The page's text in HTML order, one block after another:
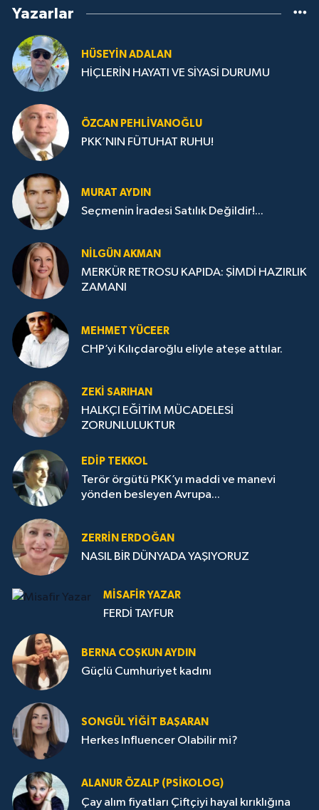
Yazarlar
HÜSEYIN ADALAN
HİÇLERİN HAYATI VE SİYASİ DURUMU
ÖZCAN PEHLIVANOĞLU
PKK’NIN FÜTUHAT RUHU!
MURAT AYDIN
Seçmenin İradesi Satılık Değildir!...
NILGÜN AKMAN
MERKÜR RETROSU KAPIDA: ŞİMDİ HAZIRLIK
ZAMANI
MEHMET YÜCEER
CHP’yi Kılıçdaroğlu eliyle ateşe attılar.
ZEKI SARIHAN
HALKÇI EĞİTİM MÜCADELESİ
ZORUNLULUKTUR
EDIP TEKKOL
Terör örgütü PKK’yı maddi ve manevi
yönden besleyen Avrupa...
ZERRIN ERDOĞAN
NASIL BİR DÜNYADA YAŞIYORUZ
MISAFIR YAZAR
FERDİ TAYFUR
BERNA COŞKUN AYDIN
Güçlü Cumhuriyet kadını
SONGÜL YIĞIT BAŞARAN
Herkes Influencer Olabilir mi?
ALANUR ÖZALP (PSIKOLOG)
Çay alım fiyatları Çiftçiyi hayal kırıklığına